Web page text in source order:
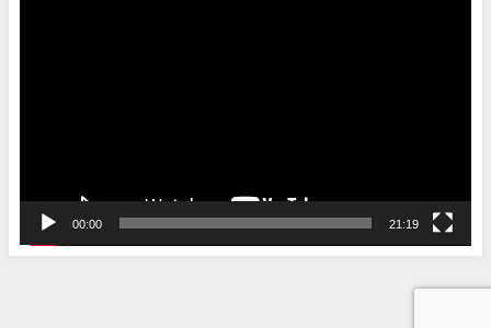
00:00 21:19